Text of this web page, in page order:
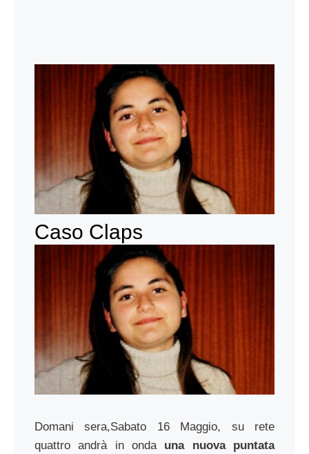
Caso Claps
Domani sera,Sabato 16 Maggio, su rete
quattro andrà in ondauna nuova puntata